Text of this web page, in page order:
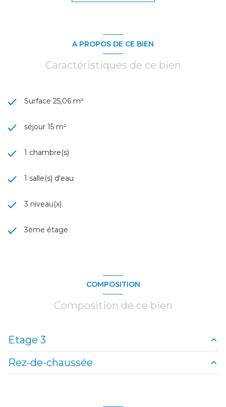
A PROPOS DE CE BIEN
Caractéristiques de ce bien
Surface 25,06 m²
séjour 15 m²
1 chambre(s)
1 salle(s) d'eau
3 niveau(x)
3ème étage
COMPOSITION
Composition de ce bien
Etage 3
salon/sejour
Rez-de-chaussée